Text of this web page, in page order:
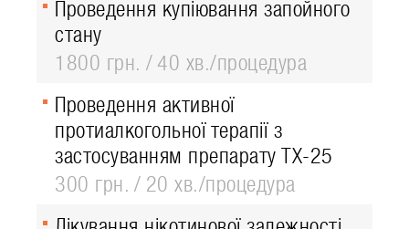
Проведення купіювання запойного
стану
1800 грн.
40 хв./процедура
Проведення активної
протиалкогольної терапії з
застосуванням препарату ТХ-25
300 грн.
20 хв./процедура